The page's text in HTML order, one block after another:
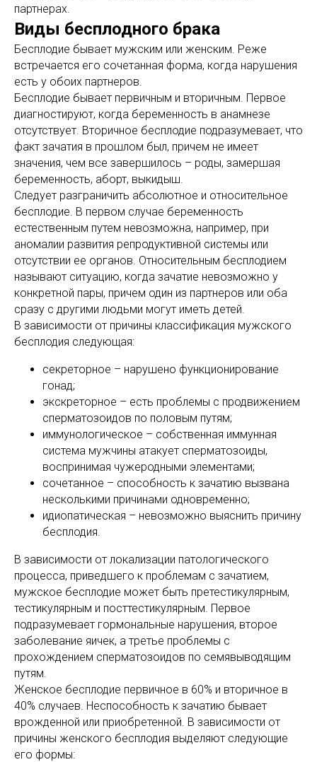
партнерах.
Виды бесплодного брака
Бесплодие бывает мужским или женским. Реже
встречается его сочетанная форма, когда нарушения
есть у обоих партнеров.
Бесплодие бывает первичным и вторичным. Первое
диагностируют, когда беременность в анамнезе
отсутствует. Вторичное бесплодие подразумевает, что
факт зачатия в прошлом был, причем не имеет
значения, чем все завершилось – роды, замершая
беременность, аборт, выкидыш.
Следует разграничить абсолютное и относительное
бесплодие. В первом случае беременность
естественным путем невозможна, например, при
аномалии развития репродуктивной системы или
отсутствии ее органов. Относительным бесплодием
называют ситуацию, когда зачатие невозможно у
конкретной пары, причем один из партнеров или оба
сразу с другими людьми могут иметь детей.
В зависимости от причины классификация мужского
бесплодия следующая:
секреторное – нарушено функционирование
гонад;
экскреторное – есть проблемы с продвижением
сперматозоидов по половым путям;
иммунологическое – собственная иммунная
система мужчины атакует сперматозоиды,
воспринимая чужеродными элементами;
сочетанное – способность к зачатию вызвана
несколькими причинами одновременно;
идиопатическая – невозможно выяснить причину
бесплодия.
В зависимости от локализации патологического
процесса, приведшего к проблемам с зачатием,
мужское бесплодие может быть претестикулярным,
тестикулярным и посттестикулярным. Первое
подразумевает гормональные нарушения, второе
заболевание яичек, а третье проблемы с
прохождением сперматозоидов по семявыводящим
путям.
Женское бесплодие первичное в 60% и вторичное в
40% случаев. Неспособность к зачатию бывает
врожденной или приобретенной. В зависимости от
причины женского бесплодия выделяют следующие
его формы: